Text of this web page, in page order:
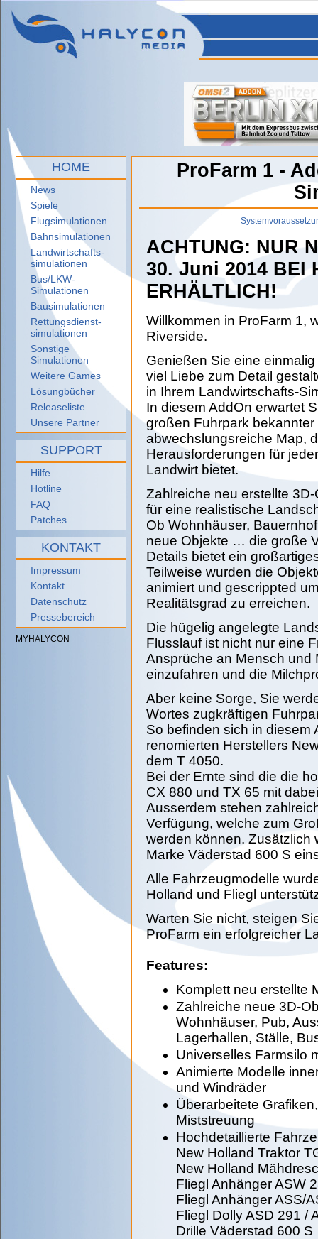
HOME
News
Spiele
Flugsimulationen
Bahnsimulationen
Landwirtschafts-
simulationen
Bus/LKW-
Simulationen
Bausimulationen
Rettungsdienst-
simulationen
Sonstige
Simulationen
Weitere Games
Lösungbücher
Releaseliste
Unsere Partner
SUPPORT
Hilfe
Hotline
FAQ
Patches
KONTAKT
Impressum
Kontakt
Datenschutz
Pressebereich
MYHALYCON
ProFarm 1 -
ACHTUNG: NUR
30. Juni 2014 BEI
ERHÄLTLICH!
Willkommen in ProFarm 1,
Riverside.
Genießen Sie eine
viel Liebe zum Detail
in Ihrem Landwirtschafts-
In diesem AddOn erwartet
großen Fuhrpark bekannter
abwechslungsreiche Map,
Herausforderungen für
Landwirt bietet.
Zahlreiche neu erstellte
für eine realistische
Ob Wohnhäuser,
neue Objekte … die große
Details bietet ein
Teilweise wurden die
animiert und gescrippted
Realitätsgrad zu erreichen.
Die hügelig angelegte
Flusslauf ist nicht nur eine
Ansprüche an Mensch und
einzufahren und die
Aber keine Sorge, Sie
Wortes zugkräftigen
So befinden sich in diesem
renomierten Herstellers
dem T 4050.
Bei der Ernte sind die die
CX 880 und TX 65 mit
Ausserdem stehen
Verfügung, welche zum
werden können. Zusätzlich
Marke Väderstad 600 S
Alle Fahrzeugmodelle
Holland und Fliegl
Warten Sie nicht, steigen
ProFarm ein erfolgreicher
Features:
Komplett neu erstellte
Zahlreiche neue 3D-
Wohnhäuser, Pub,
Lagerhallen, Ställe,
Universelles Farmsilo
Animierte Modelle
und Windräder
Überarbeitete
Miststreuung
Hochdetaillierte
New Holland Traktor
New Holland
Fliegl Anhänger ASW
Fliegl Anhänger ASS/
Fliegl Dolly ASD 291 /
Drille Väderstad 600 S